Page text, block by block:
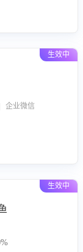
生效中
业微信
生效中